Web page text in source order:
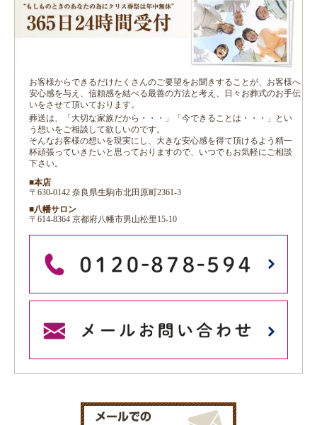
お客様からできるだけたくさんのご要望をお聞きすることが、お客様へ
安心感を与え、信頼感を結べる最善の方法と考え、日々お葬式のお手伝
いをさせて頂いております。
葬送は、「大切な家族だから・・・」「今できることは・・・」とい
う想いをご相談して欲しいのです。
そんなお客様の想いを現実にし、大きな安心感を得て頂けるよう精一
杯頑張っていきたいと思っておりますので、いつでもお気軽にご相談
下さい。
■本店
〒630-0142 奈良県生駒市北田原町2361-3
■八幡サロン
〒614-8364 京都府八幡市男山松里15-10